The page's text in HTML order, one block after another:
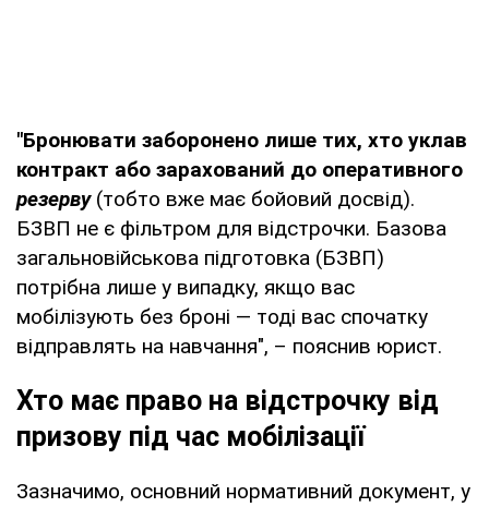
"Бронювати заборонено лише тих, хто уклав
контракт або зарахований до оперативного
резерву (тобто вже має бойовий досвід).
БЗВП не є фільтром для відстрочки. Базова
загальновійськова підготовка (БЗВП)
потрібна лише у випадку, якщо вас
мобілізують без броні — тоді вас спочатку
відправлять на навчання", – пояснив юрист.
Хто має право на відстрочку від
призову під час мобілізації
Зазначимо, основний нормативний документ, у